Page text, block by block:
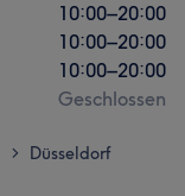
10:00–20:00
10:00–20:00
10:00–20:00
Geschlossen
> Düsseldorf